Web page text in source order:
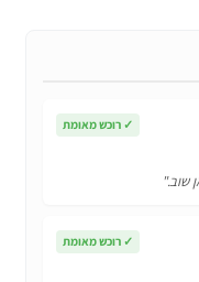
✓ רוכש מאומת
שוב."
✓ רוכש מאומת